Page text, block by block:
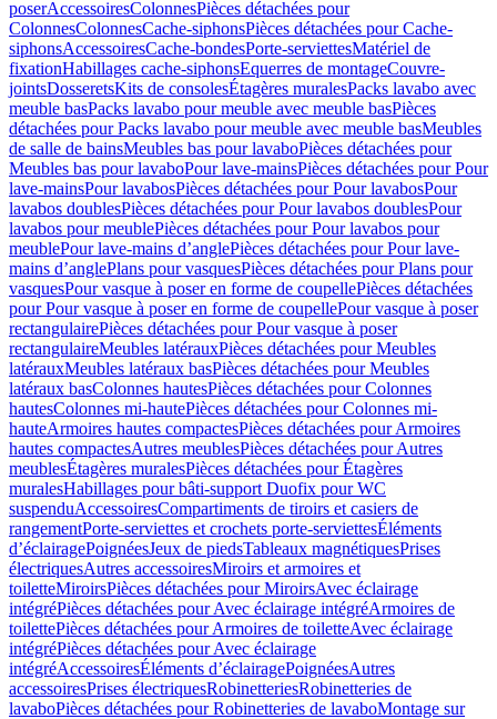
poserAccessoiresColonnesPièces détachées pour
ColonnesColonnesCache-siphonsPièces détachées pour Cache-
siphonsAccessoiresCache-bondesPorte-serviettesMatériel de
fixationHabillages cache-siphonsEquerres de montageCouvre-
jointsDosseretsKits de consolesÉtagères muralesPacks lavabo avec
meuble basPacks lavabo pour meuble avec meuble basPièces
détachées pour Packs lavabo pour meuble avec meuble basMeubles
de salle de bainsMeubles bas pour lavaboPièces détachées pour
Meubles bas pour lavaboPour lave-mainsPièces détachées pour Pour
lave-mainsPour lavabosPièces détachées pour Pour lavabosPour
lavabos doublesPièces détachées pour Pour lavabos doublesPour
lavabos pour meublePièces détachées pour Pour lavabos pour
meublePour lave-mains d’anglePièces détachées pour Pour lave-
mains d’anglePlans pour vasquesPièces détachées pour Plans pour
vasquesPour vasque à poser en forme de coupellePièces détachées
pour Pour vasque à poser en forme de coupellePour vasque à poser
rectangulairePièces détachées pour Pour vasque à poser
rectangulaireMeubles latérauxPièces détachées pour Meubles
latérauxMeubles latéraux basPièces détachées pour Meubles
latéraux basColonnes hautesPièces détachées pour Colonnes
hautesColonnes mi-hautePièces détachées pour Colonnes mi-
hauteArmoires hautes compactesPièces détachées pour Armoires
hautes compactesAutres meublesPièces détachées pour Autres
meublesÉtagères muralesPièces détachées pour Étagères
muralesHabillages pour bâti-support Duofix pour WC
suspenduAccessoiresCompartiments de tiroirs et casiers de
rangementPorte-serviettes et crochets porte-serviettesÉléments
d’éclairagePoignéesJeux de piedsTableaux magnétiquesPrises
électriquesAutres accessoiresMiroirs et armoires et
toiletteMiroirsPièces détachées pour MiroirsAvec éclairage
intégréPièces détachées pour Avec éclairage intégréArmoires de
toilettePièces détachées pour Armoires de toiletteAvec éclairage
intégréPièces détachées pour Avec éclairage
intégréAccessoiresÉléments d’éclairagePoignéesAutres
accessoiresPrises électriquesRobinetteriesRobinetteries de
lavaboPièces détachées pour Robinetteries de lavaboMontage sur